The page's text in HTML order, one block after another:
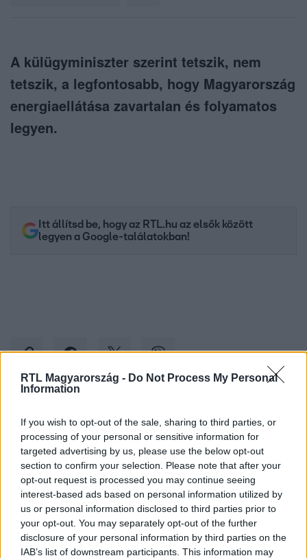
RTL Magyarország - Do Not Process My Personal
Information
If you wish to opt-out of the sale, sharing to third parties, or
processing of your personal or sensitive information for
targeted advertising by us, please use the below opt-out
section to confirm your selection. Please note that after your
opt-out request is processed you may continue seeing
interest-based ads based on personal information utilized by
us or personal information disclosed to third parties prior to
your opt-out. You may separately opt-out of the further
disclosure of your personal information by third parties on the
IAB’s list of downstream participants. This information may
A külügyminiszter szerint tetszik, nem
tetszik, a legfontosabb, hogy Magyarország
energiaellátása zavartalan és folyamatos
legyen.
Itt állítsd be, hogy az RTL.hu az elsők között
legyen a Google-találatokban!
Kövess minket, és értesülj a friss hírekről a
Facebookon is!
Követem